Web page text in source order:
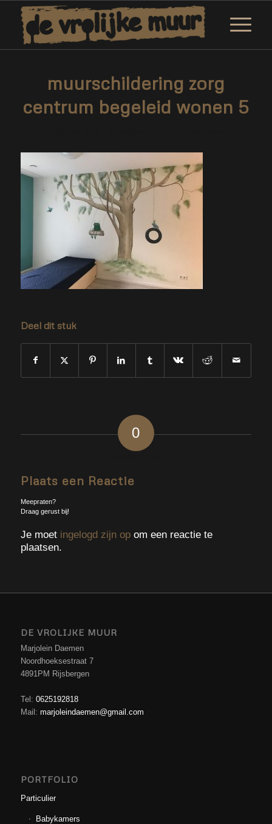
muurschildering zorg
centrum begeleid wonen 5
Deel dit stuk
0
Plaats een Reactie
Meepraten?
Draag gerust bij!
Je moet ingelogd zijn opom een reactie te
plaatsen.
DE VROLIJKE MUUR
Marjolein Daemen
Noordhoeksestraat 7
4891PM Rijsbergen
Tel: 0625192818
Mail: marjoleindaemen@gmail.com
PORTFOLIO
Particulier
Babykamers